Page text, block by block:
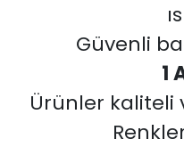
Güvenli
1
Ürünler kaliteli